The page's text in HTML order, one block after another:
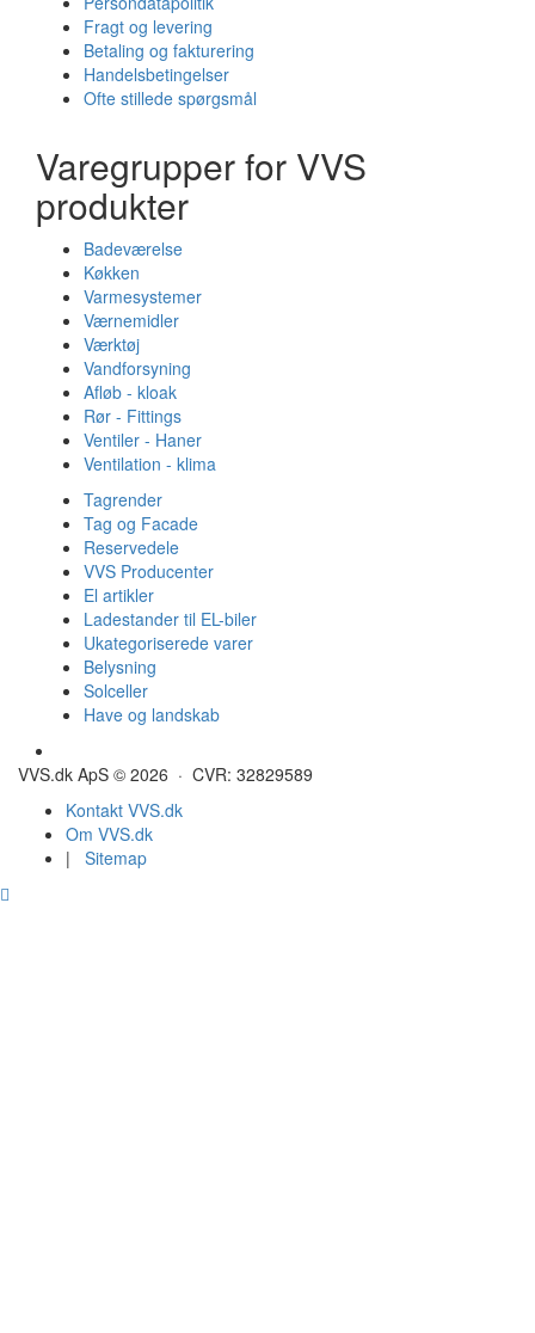
Fragt og levering
Betaling og fakturering
Handelsbetingelser
Ofte stillede spørgsmål
Varegrupper for VVS
produkter
Badeværelse
Køkken
Varmesystemer
Værnemidler
Værktøj
Vandforsyning
Afløb - kloak
Rør - Fittings
Ventiler - Haner
Ventilation - klima
Tagrender
Tag og Facade
Reservedele
VVS Producenter
El artikler
Ladestander til EL-biler
Ukategoriserede varer
Belysning
Solceller
Have og landskab
VVS.dk ApS © 2026 · CVR: 32829589
Kontakt VVS.dk
Om VVS.dk
| Sitemap